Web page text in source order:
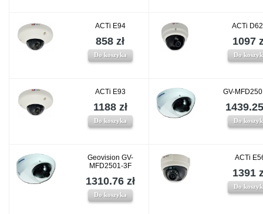
ACTi E94
858 zł
Do koszyka
ACTi
1097
Do
ACTi E93
1188 zł
Do koszyka
GV-
Do
Geovision GV-
MFD2501-3F
1310.76 zł
Do koszyka
ACTi
1391
Do